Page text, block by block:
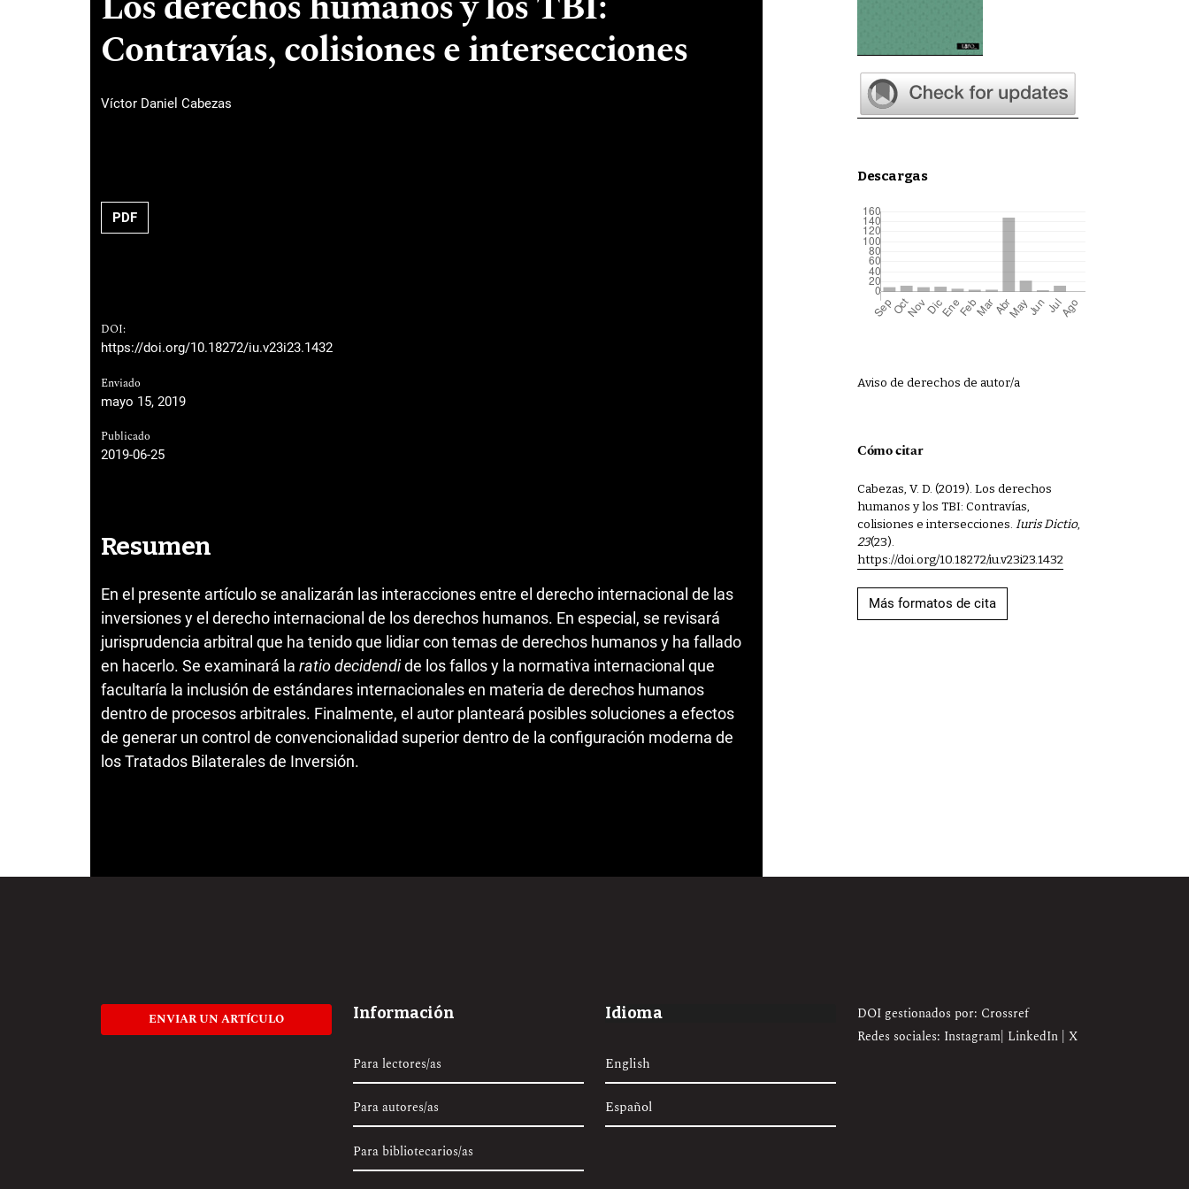
Contravías, colisiones e intersecciones
Víctor Daniel Cabezas
PDF
DOI:
https://doi.org/10.18272/iu.v23i23.1432
Enviado
mayo 15, 2019
Publicado
2019-06-25
Resumen
En el presente artículo se analizarán las interacciones entre el derecho internacional de las
inversiones y el derecho internacional de los derechos humanos. En especial, se revisará
jurisprudencia arbitral que ha tenido que lidiar con temas de derechos humanos y ha fallado
en hacerlo. Se examinará la ratio decidendide los fallos y la normativa internacional que
facultaría la inclusión de estándares internacionales en materia de derechos humanos
dentro de procesos arbitrales. Finalmente, el autor planteará posibles soluciones a efectos
de generar un control de convencionalidad superior dentro de la configuración moderna de
los Tratados Bilaterales de Inversión.
Descargas
Aviso de derechos de autor/a
Cómo citar
Cabezas, V. D. (2019). Los derechos
humanos y los TBI: Contravías,
colisiones e intersecciones. Iuris Dictio,
23(23).
https://doi.org/10.18272/iu.v23i23.1432
Más formatos de cita
ENVIAR UN ARTÍCULO Información
Para lectores/as
Para autores/as
Para bibliotecarios/as
Idioma
English
Español
DOI gestionados por: Crossref
Redes sociales: Instagram| LinkedIn | X